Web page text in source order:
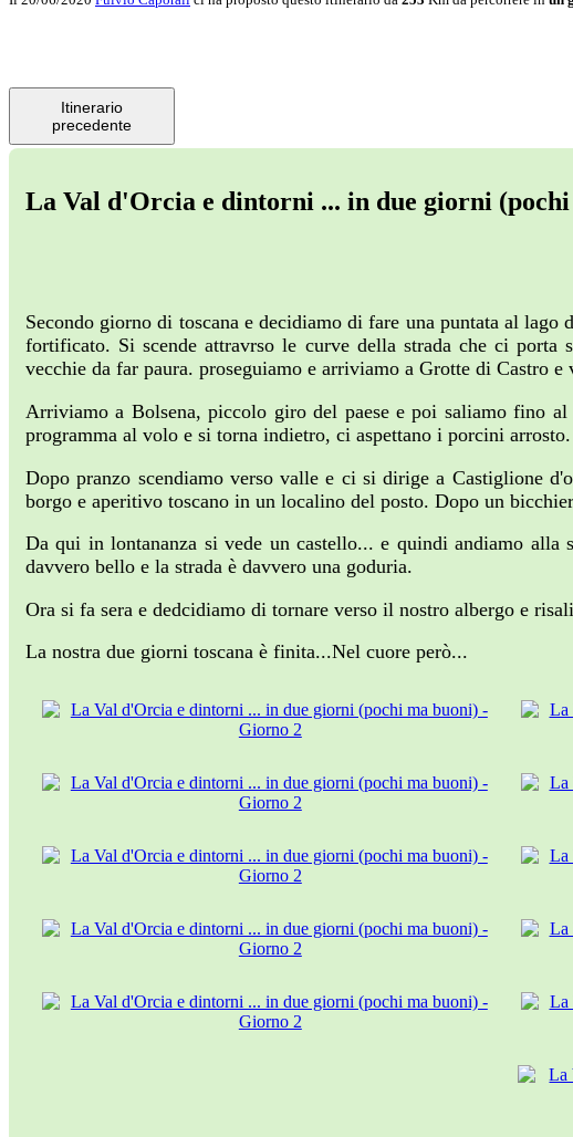
Itinerario
precedente
La Val d'Orcia e dintorni ... in due giorni
Secondo giorno di toscana e decidiamo di fare una puntata al
fortificato. Si scende attravrso le curve della strada che ci porta
vecchie da far paura. proseguiamo e arriviamo a Grotte di Castro
Arriviamo a Bolsena, piccolo giro del paese e poi saliamo fino
programma al volo e si torna indietro, ci aspettano i porcini arrosto.
Dopo pranzo scendiamo verso valle e ci si dirige a Castiglione
borgo e aperitivo toscano in un localino del posto. Dopo un
Da qui in lontananza si vede un castello... e quindi andiamo
davvero bello e la strada è davvero una goduria.
Ora si fa sera e dedcidiamo di tornare verso il nostro albergo e
La nostra due giorni toscana è finita...Nel cuore però...